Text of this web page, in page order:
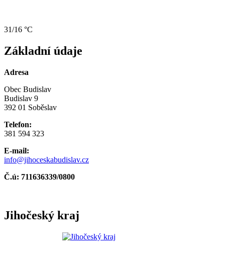
31/16 °C
Základní údaje
Adresa
Obec Budislav
Budislav 9
392 01 Soběslav
Telefon:
381 594 323
E-mail:
info@jihoceskabudislav.cz
Č.ú: 711636339/0800
Jihočeský kraj